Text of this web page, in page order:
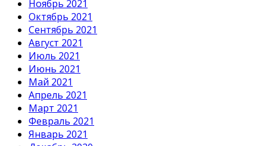
Ноябрь 2021
Октябрь 2021
Сентябрь 2021
Август 2021
Июль 2021
Июнь 2021
Май 2021
Апрель 2021
Март 2021
Февраль 2021
Январь 2021